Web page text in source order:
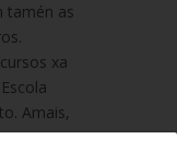
tamén as
xa
Amais,
asistir a